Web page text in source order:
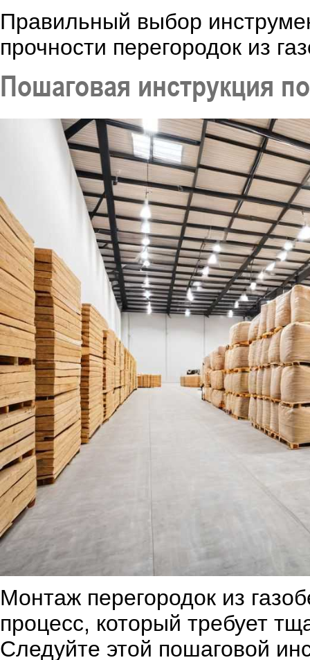
Правильный выбор
прочности перегородок из
Пошаговая инструкция
Монтаж перегородок из
процесс, который требует
Следуйте этой пошаговой